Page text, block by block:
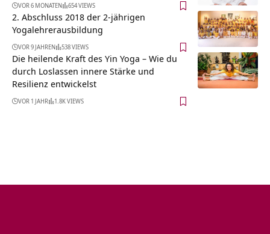
VOR 6 MONATEN 654 VIEWS
2. Abschluss 2018 der 2-jährigen
Yogalehrerausbildung
VOR 9 JAHREN 538 VIEWS
Die heilende Kraft des Yin Yoga – Wie du
durch Loslassen innere Stärke und
Resilienz entwickelst
VOR 1 JAHR 1.8K VIEWS